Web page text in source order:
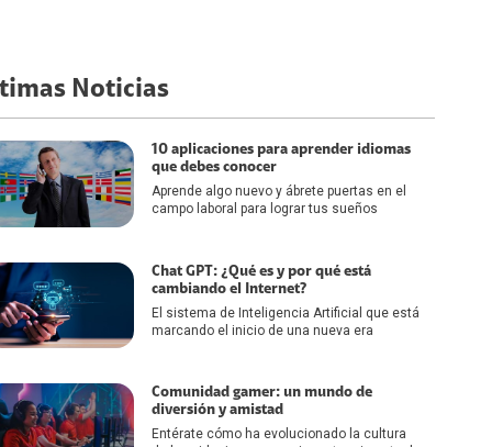
Noticias
10 aplicaciones para aprender idiomas
que debes conocer
Aprende algo nuevo y ábrete puertas en el
campo laboral para lograr tus sueños
Chat GPT: ¿Qué es y por qué está
cambiando el Internet?
El sistema de Inteligencia Artificial que está
marcando el inicio de una nueva era
Comunidad gamer: un mundo de
diversión y amistad
Entérate cómo ha evolucionado la cultura